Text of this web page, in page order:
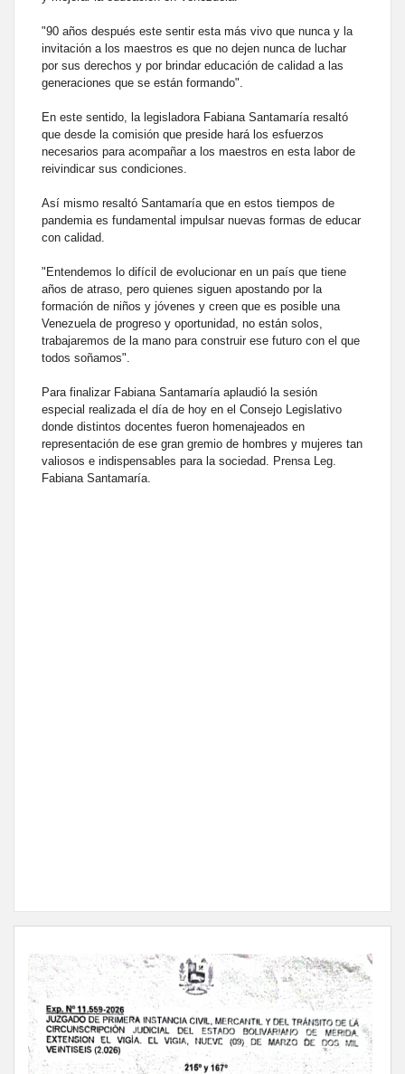
"90 años después este sentir esta más vivo que nunca y la
invitación a los maestros es que no dejen nunca de luchar
por sus derechos y por brindar educación de calidad a las
generaciones que se están formando".
En este sentido, la legisladora Fabiana Santamaría resaltó
que desde la comisión que preside hará los esfuerzos
necesarios para acompañar a los maestros en esta labor de
reivindicar sus condiciones.
Así mismo resaltó Santamaría que en estos tiempos de
pandemia es fundamental impulsar nuevas formas de educar
con calidad.
"Entendemos lo difícil de evolucionar en un país que tiene
años de atraso, pero quienes siguen apostando por la
formación de niños y jóvenes y creen que es posible una
Venezuela de progreso y oportunidad, no están solos,
trabajaremos de la mano para construir ese futuro con el que
todos soñamos".
Para finalizar Fabiana Santamaría aplaudió la sesión
especial realizada el día de hoy en el Consejo Legislativo
donde distintos docentes fueron homenajeados en
representación de ese gran gremio de hombres y mujeres tan
valiosos e indispensables para la sociedad. Prensa Leg.
Fabiana Santamaría.